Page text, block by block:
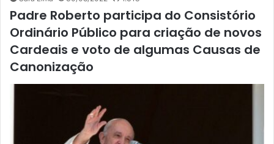
Padre Roberto participa do Consistório
Ordinário Público para criação de novos
Cardeais e voto de algumas Causas de
Canonização